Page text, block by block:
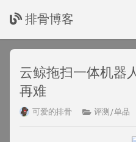
排骨博客
云鲸拖扫一体机器
再难
可爱的排骨 评测/单品